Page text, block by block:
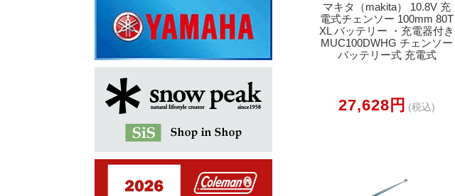
マキタ（makita） 10.8V 充
電式チェンソー 100mm 80T
XL バッテリー ・充電器付き
MUC100DWHG チェンソー
バッテリー式 充電式
27,628円 (税込)